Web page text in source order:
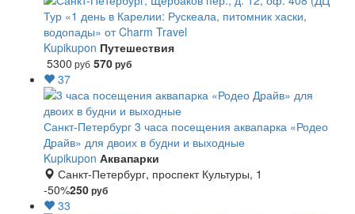
Тур «1 день в Карелии: Рускеала, питомник хаски,
водопады» от Charm Travel
Kupikupon Путешествия
5300 руб 570руб
37
Санкт-Петербург 3 часа посещения аквапарка «Родео
Драйв» для двоих в будни и выходные
Kupikupon Аквапарки
Санкт-Петербург, проспект Культуры, 1
-50%250руб
33